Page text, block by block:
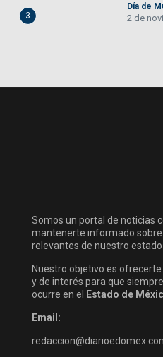
3
Día de
2 de
Somos un portal de noticias
mantenerte informado sobre
relevantes de nuestro estado
Nuestro objetivo es
y de interés para que
ocurre en el
Estado de
Email: